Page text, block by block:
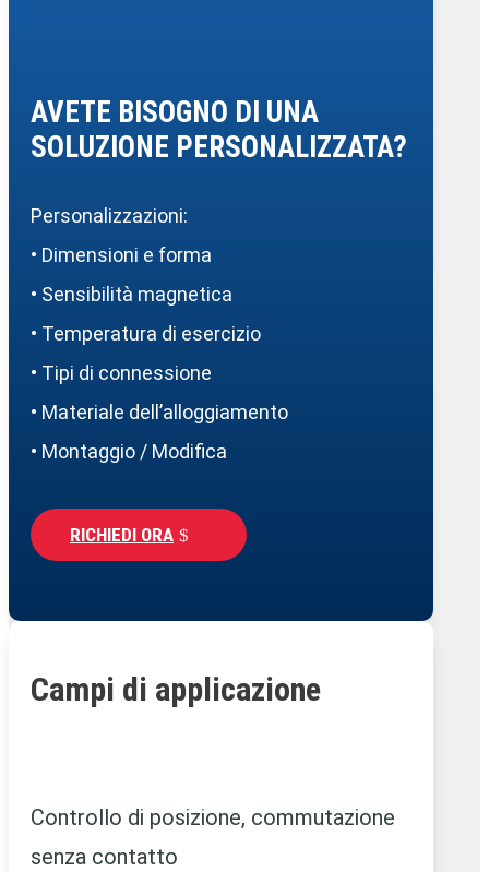
AVETE BISOGNO DI UNA
SOLUZIONE PERSONALIZZATA?
Personalizzazioni:
• Dimensioni e forma
• Sensibilità magnetica
• Temperatura di esercizio
• Tipi di connessione
• Materiale dell’alloggiamento
• Montaggio / Modifica
RICHIEDI ORA
Campi di applicazione
Controllo di posizione, commutazione
senza contatto